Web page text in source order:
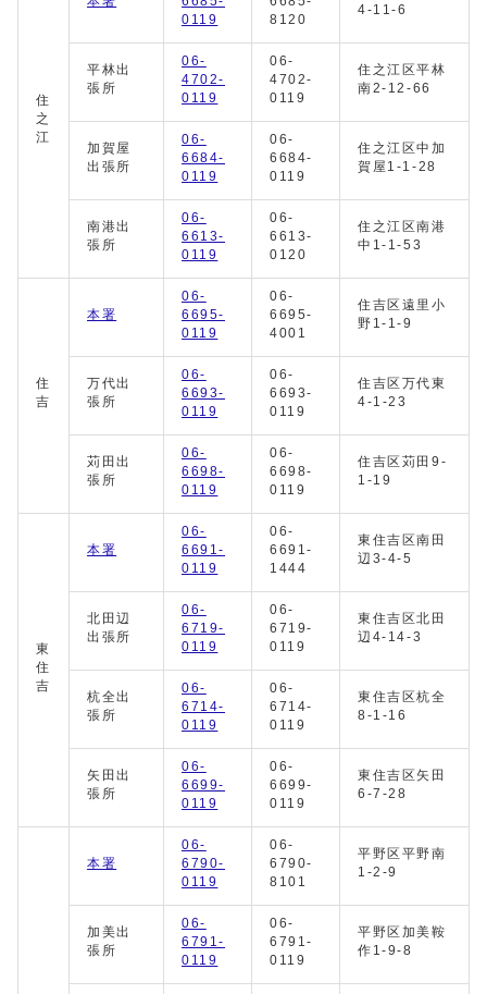
住
之
江
0119
8120
4-11-6
平林出
張所
06-
4702-
0119
06-
4702-
0119
住之江区平林
南2-12-66
加賀屋
出張所
06-
6684-
0119
06-
6684-
0119
住之江区中加
賀屋1-1-28
南港出
張所
06-
6613-
0119
06-
6613-
0120
住之江区南港
中1-1-53
住
吉
本署
06-
6695-
0119
06-
6695-
4001
住吉区遠里小
野1-1-9
万代出
張所
06-
6693-
0119
06-
6693-
0119
住吉区万代東
4-1-23
苅田出
張所
06-
6698-
0119
06-
6698-
0119
住吉区苅田9-
1-19
東
住
吉
本署
06-
6691-
0119
06-
6691-
1444
東住吉区南田
辺3-4-5
北田辺
出張所
06-
6719-
0119
06-
6719-
0119
東住吉区北田
辺4-14-3
杭全出
張所
06-
6714-
0119
06-
6714-
0119
東住吉区杭全
8-1-16
矢田出
張所
06-
6699-
0119
06-
6699-
0119
東住吉区矢田
6-7-28
本署
06-
6790-
0119
06-
6790-
8101
平野区平野南
1-2-9
加美出
張所
06-
6791-
0119
06-
6791-
0119
平野区加美鞍
作1-9-8